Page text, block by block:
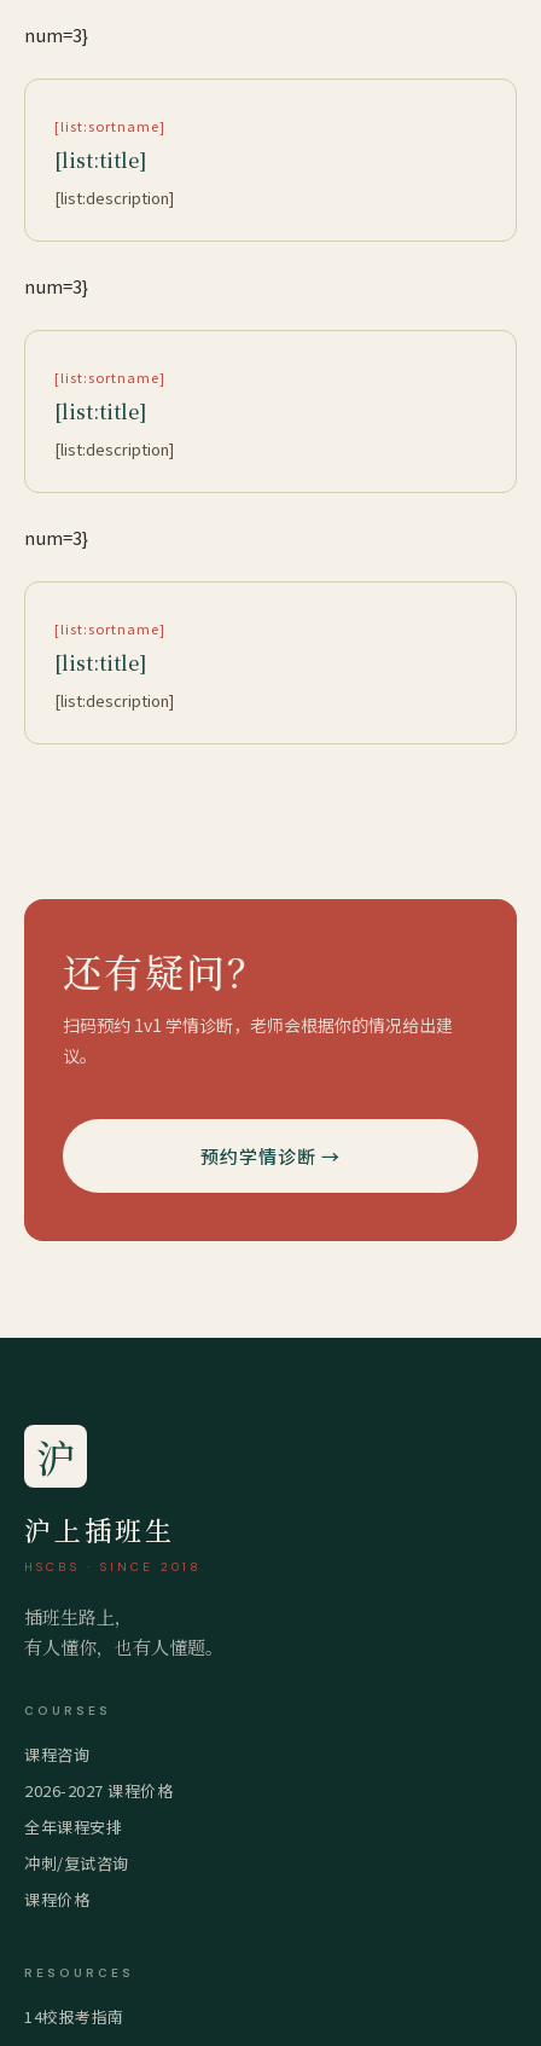
num=3}
[list:sortname]
[list:title]
[list:description]
num=3}
[list:sortname]
[list:title]
[list:description]
num=3}
[list:sortname]
[list:title]
[list:description]
还有疑问？
扫码预约 1v1 学情诊断，老师会根据你的情况给出建
议。
预约学情诊断 →
沪
沪上插班生
HSCBS · SINCE 2018
插班生路上，
有人懂你，也有人懂题。
COURSES
课程咨询
2026-2027 课程价格
全年课程安排
冲刺/复试咨询
课程价格
RESOURCES
14校报考指南